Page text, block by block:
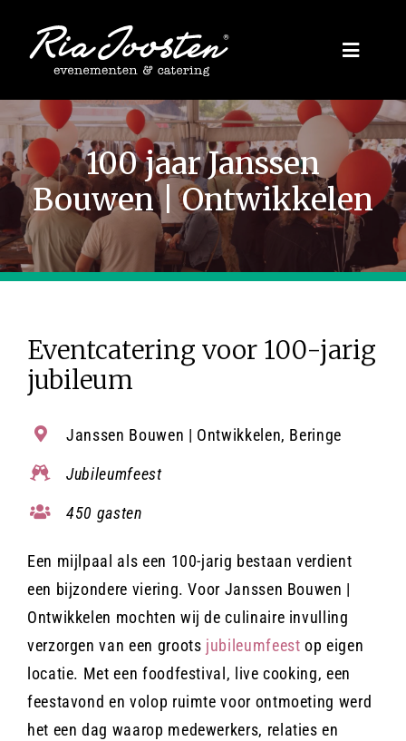
Toggle
Evenementen
Zakelijk
Inspiratie
Privé
Over ons
Blogs
Offerte aanvragen
100 jaar Janssen
Bouwen | Ontwikkelen
Eventcatering voor 100-jarig
jubileum
Janssen Bouwen | Ontwikkelen, Beringe
Jubileumfeest
450 gasten
Een mijlpaal als een 100-jarig bestaan verdient
een bijzondere viering. Voor Janssen Bouwen |
Ontwikkelen mochten wij de culinaire invulling
verzorgen van een groots jubileumfeest op eigen
locatie. Met een foodfestival, live cooking, een
feestavond en volop ruimte voor ontmoeting werd
het een dag waarop medewerkers, relaties en